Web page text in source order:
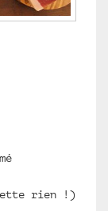
jette rien !)